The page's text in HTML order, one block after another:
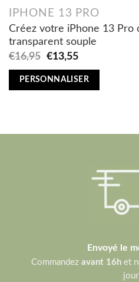
IPHONE 13 PRO
Créez votre iPhone 13 Pro
transparent souple
€16,95
Original
was:
€13,55Current
is:
PERSONNALISER
Envoyé le
Commandez avant 16h et